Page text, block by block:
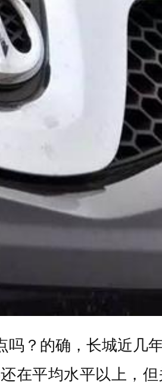
？的确，长城近几
在平均水平以上，